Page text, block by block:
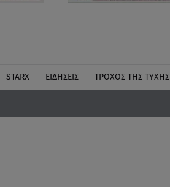
STARX ΕΙΔΉΣΕΙΣ ΤΡΟΧΌΣ ΤΗΣ ΤΎΧΗΣ